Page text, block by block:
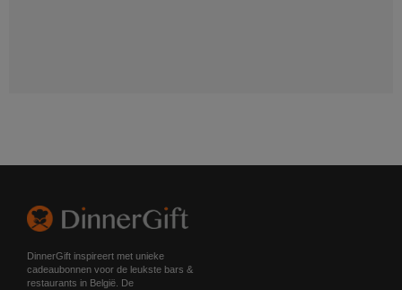
DinnerGift inspireert met unieke
cadeaubonnen voor de leukste bars &
restaurants in België. De